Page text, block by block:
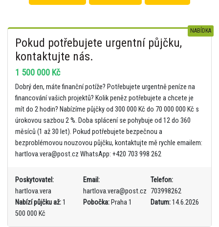
NABÍDKA
Pokud potřebujete urgentní půjčku,
kontaktujte nás.
1 500 000 Kč
Dobrý den, máte finanční potíže? Potřebujete urgentně peníze na
financování vašich projektů? Kolik peněz potřebujete a chcete je
mít do 2 hodin? Nabízíme půjčky od 300 000 Kč do 70 000 000 Kč s
úrokovou sazbou 2 %. Doba splácení se pohybuje od 12 do 360
měsíců (1 až 30 let). Pokud potřebujete bezpečnou a
bezproblémovou nouzovou půjčku, kontaktujte mě rychle emailem:
hartlova.vera@post.cz WhatsApp: +420 703 998 262
Poskytovatel:
hartlova.vera
Email:
hartlova.vera@post.cz
Telefon:
703998262
Nabízí půjčku až:1
500 000 Kč
Pobočka:Praha 1 Datum:14.6.2026